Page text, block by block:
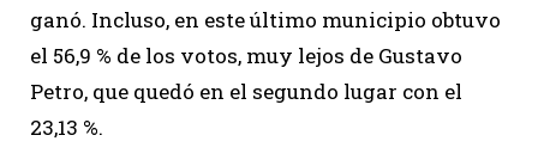
ganó. Incluso, en este último municipio obtuvo
el 56,9 % de los votos, muy lejos de Gustavo
Petro, que quedó en el segundo lugar con el
23,13 %.